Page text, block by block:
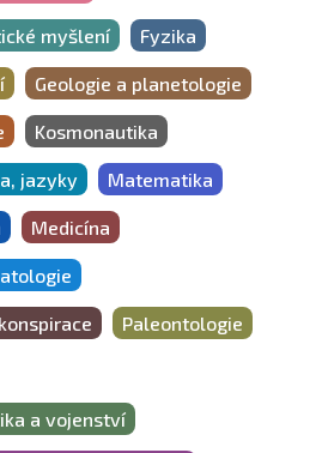
myšlení Fyzika
Geologie a planetologie
Kosmonautika
jazyky Matematika
Medicína
Paleontologie
a vojenství